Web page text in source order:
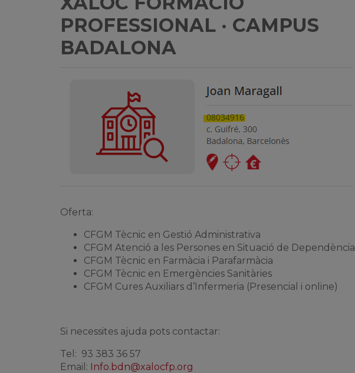
PROFESSIONAL · CAMPUS
BADALONA
Oferta:
CFGM Tècnic en Gestió Administrativa
CFGM Atenció a les Persones en Situació de Dependència
CFGM Tècnic en Farmàcia i Parafarmàcia
CFGM Tècnic en Emergències Sanitàries
CFGM Cures Auxiliars d’Infermeria (Presencial i online)
Si necessites ajuda pots contactar:
Tel: 93 383 36 57
Email: Info.bdn@xalocfp.org